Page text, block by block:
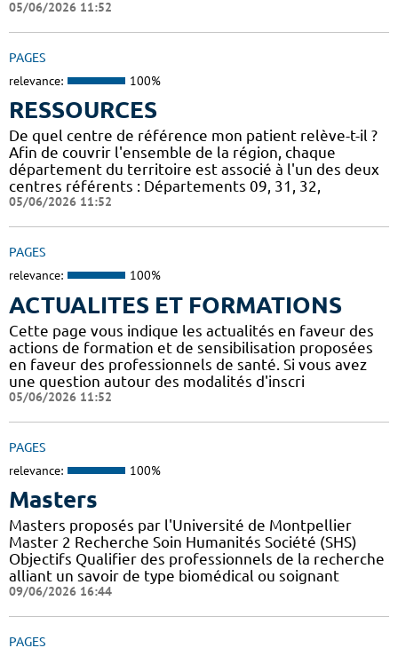
05/06/2026 11:52
PAGES
relevance: 100%
RESSOURCES
De quel centre de référence mon patient relève-t-il ?
Afin de couvrir l'ensemble de la région, chaque
département du territoire est associé à l'un des deux
centres référents : Départements 09, 31, 32,
05/06/2026 11:52
PAGES
relevance: 100%
ACTUALITES ET FORMATIONS
Cette page vous indique les actualités en faveur des
actions de formation et de sensibilisation proposées
en faveur des professionnels de santé. Si vous avez
une question autour des modalités d'inscri
05/06/2026 11:52
PAGES
relevance: 100%
Masters
Masters proposés par l'Université de Montpellier
Master 2 Recherche Soin Humanités Société (SHS)
Objectifs Qualifier des professionnels de la recherche
alliant un savoir de type biomédical ou soignant
09/06/2026 16:44
PAGES